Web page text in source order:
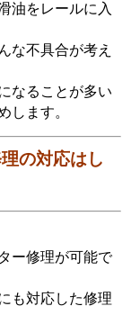
油をレールに入
な不具合が考え
なることが多い
します。
の対応はし
ー修理が可能で
も対応した修理